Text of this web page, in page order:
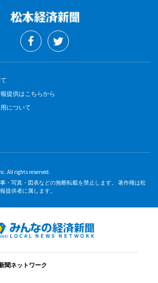
提供はこちらから
について
All rights reserved.
・写真・図表などの無断転載を禁止します。 著作権は松
提供者に属します。
聞ネットワーク